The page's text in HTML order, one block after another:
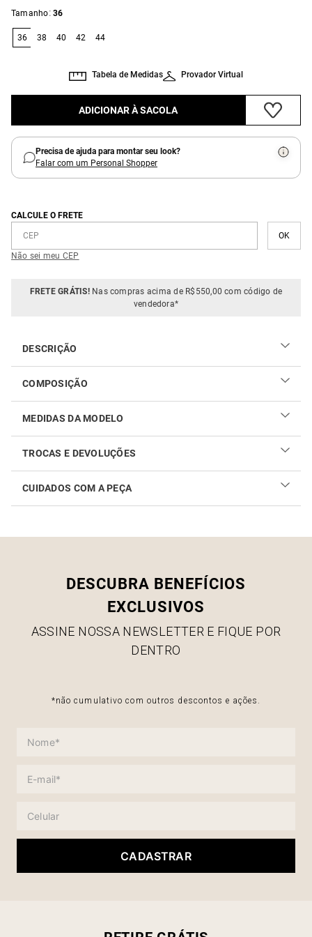
Tamanho: 36
36 38 40 42 44
Provador Virtual
Tabela de Medidas
ADICIONAR À SACOLA
Precisa de ajuda para montar seu look?
Falar com um Personal Shopper
CALCULE O FRETE
Não sei meu CEP
FRETE GRÁTIS!Nas compras acima de R$550,00 com código de
vendedora*
DESCRIÇÃO
COMPOSIÇÃO
MEDIDAS DA MODELO
TROCAS E DEVOLUÇÕES
Realizar sua troca ou devolução é fácil. Confira maiores
informações nolink
CUIDADOS COM A PEÇA
DESCUBRA BENEFÍCIOS
EXCLUSIVOS
ASSINE NOSSA NEWSLETTER E FIQUE POR
DENTRO
*não cumulativo com outros descontos e ações.
CADASTRAR